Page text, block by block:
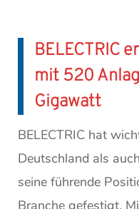
BELECTRIC
mit 520
Gigawatt
BELECTRIC hat
Deutschland als
seine führende